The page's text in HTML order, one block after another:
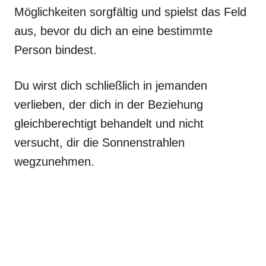
Möglichkeiten sorgfältig und spielst das Feld
aus, bevor du dich an eine bestimmte
Person bindest.
Du wirst dich schließlich in jemanden
verlieben, der dich in der Beziehung
gleichberechtigt behandelt und nicht
versucht, dir die Sonnenstrahlen
wegzunehmen.